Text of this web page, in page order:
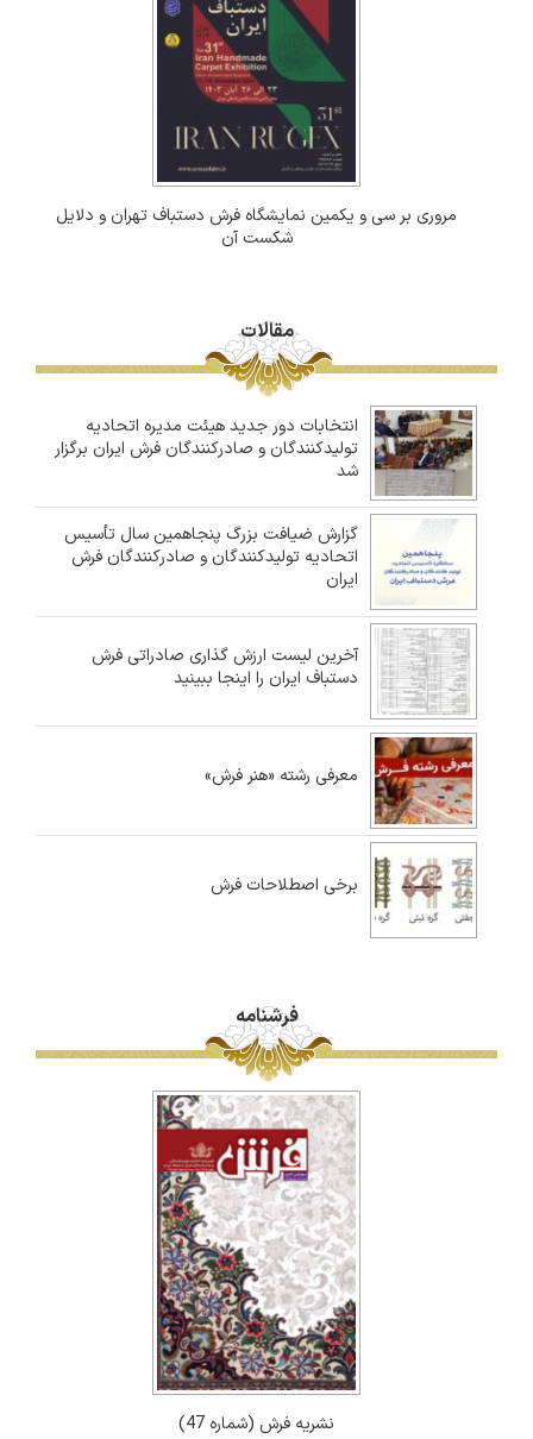
مروری بر سی و یکمین نمایشگاه فرش دستباف تهران و دلایل
شکست آن
مقالات
انتخابات دور جدید هیئت مدیره اتحادیه
تولیدکنندگان و صادرکنندگان فرش ایران برگزار
شد
گزارش ضیافت بزرگ پنجاهمین سال تأسیس
اتحادیه تولیدکنندگان و صادرکنندگان فرش
ایران
آخرین لیست ارزش گذاری صادراتی فرش
دستباف ایران را اینجا ببینید
معرفی رشته «هنر فرش»
برخی اصطلاحات فرش
فرشنامه
نشریه فرش (شماره 47)